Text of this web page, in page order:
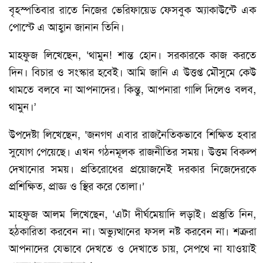
বৃহস্পতিবার রাতে নিজের ভেরিফায়েড ফেসবুক অ্যাকাউন্টে এক
পোস্টে এ আহ্বান জানান তিনি।
মাহফুজ লিখেছেন, ‘থামুন! শান্ত হোন। সরকারকে কাজ করতে
দিন। বিচার ও সংস্কার হবেই। আমি জানি এ উত্তপ্ত মৌসুমে কেউ
থামতে বলবে না আপনাদের। কিন্তু, আপনারা গালি দিলেও বলব,
থামুন।’
উপদেষ্টা লিখেছেন, ‘জনগণ এবার রাজনৈতিকভাবে শিক্ষিত হবার
সুযোগ পেয়েছে। এখন গঠনমূলক রাজনীতির সময়। উত্তম বিকল্প
দেখানোর সময়। প্রতিরোধের প্রয়োজনেই দরকার নিজেদেরকে
প্রশিক্ষিত, প্রাজ্ঞ ও স্থির করে তোলা।’
মাহফুজ আলম লিখেছেন, ‘এটা দীর্ঘমেয়াদি লড়াই। প্রস্তুতি নিন,
হঠকারিতা করবেন না। অভ্যুত্থানের ফসল নষ্ট করবেন না। শত্রুরা
আপনাদের যেভাবে দেখতে ও দেখাতে চায়, সেপথে না যাওয়াই